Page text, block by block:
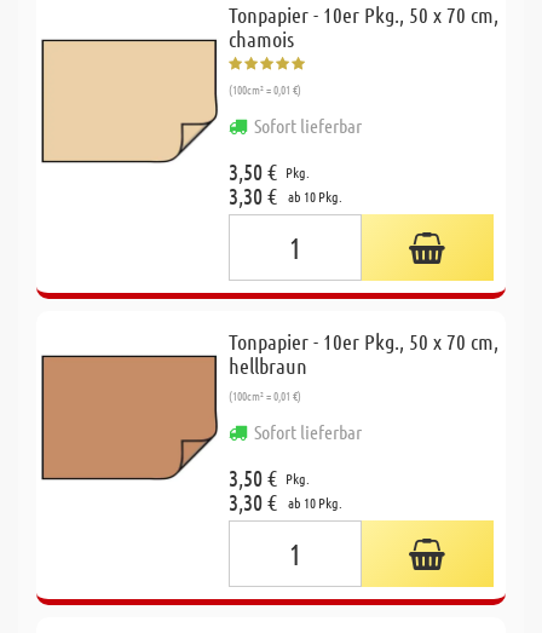
Tonpapier - 10er Pkg., 50 x 70 cm,
chamois
(100cm² = 0,01 €)
Sofort lieferbar
3,50 € Pkg.
3,30 € ab 10 Pkg.
Tonpapier - 10er Pkg., 50 x 70 cm,
hellbraun
(100cm² = 0,01 €)
Sofort lieferbar
3,50 € Pkg.
3,30 € ab 10 Pkg.